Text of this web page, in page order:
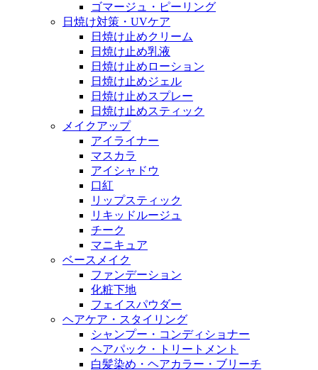
ゴマージュ・ピーリング
日焼け対策・UVケア
日焼け止めクリーム
日焼け止め乳液
日焼け止めローション
日焼け止めジェル
日焼け止めスプレー
日焼け止めスティック
メイクアップ
アイライナー
マスカラ
アイシャドウ
口紅
リップスティック
リキッドルージュ
チーク
マニキュア
ベースメイク
ファンデーション
化粧下地
フェイスパウダー
ヘアケア・スタイリング
シャンプー・コンディショナー
ヘアパック・トリートメント
白髪染め・ヘアカラー・ブリーチ